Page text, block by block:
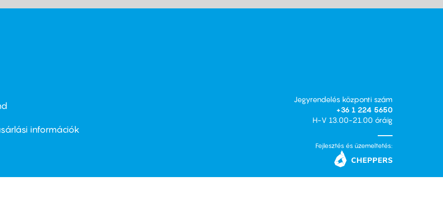
információk
Jegyrendelés központi szám
+36 1 224 5650
H-V 13.00-21.00 óráig
Fejlesztés és üzemeltetés: